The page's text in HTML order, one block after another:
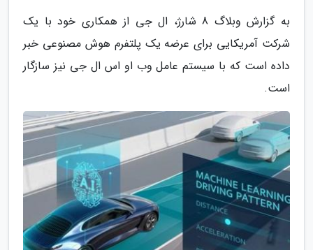
به گزارش وبلاگ 8 شارژ، ال جی از همکاری خود با یک
شرکت آمریکایی برای عرضه یک پلتفرم هوش مصنوعی خبر
داده است که با سیستم عامل وب او اس ال جی نیز سازگار
است.